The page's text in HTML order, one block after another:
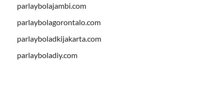
parlaybolajambi.com
parlaybolagorontalo.com
parlayboladkijakarta.com
parlayboladiy.com